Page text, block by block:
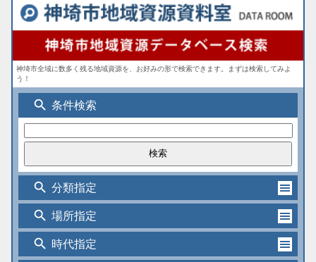
神埼市全域に数多く残る地域資源を、お好みの形で検索できます。まずは検索してみよ
う！
search 条件検索
search 分類指定
search 場所指定
search 時代指定